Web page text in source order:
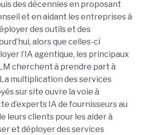
des décennies en proposant
et en aidant les entreprises à
des outils et des
alors que celles-ci
l’IA agentique, les principaux
cherchent à prendre part à
multiplication des services
sur site ouvre la voie à
d’experts IA de fournisseurs au
leurs clients pour les aider à
et déployer des services